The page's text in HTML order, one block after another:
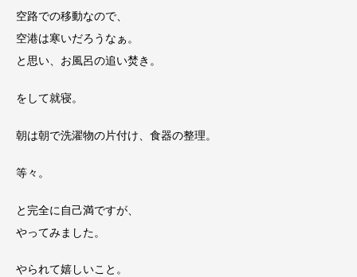
空路での移動なので、
空港は寒いだろうなぁ。
と思い、お風呂の追い焚き。
をして就寝。
朝は朝で洗濯物の片付け、食器の整理。
等々。
と完全に自己満ですが、
やってみました。
やられて嬉しいこと。